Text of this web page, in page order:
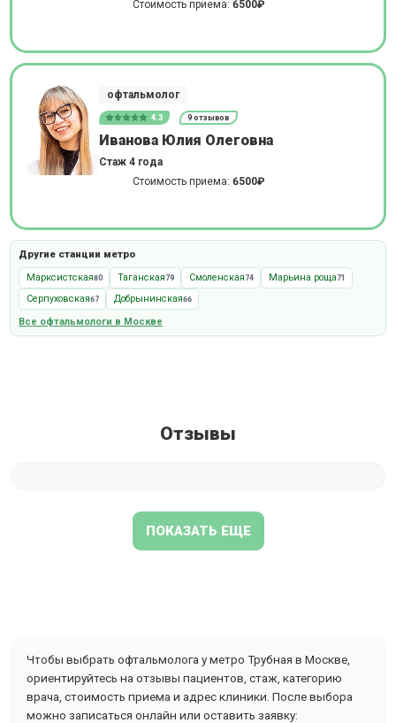
Стоимость приема: 6500₽
офтальмолог
4.3 9 отзывов
Иванова Юлия Олеговна
Стаж 4 года
Стоимость приема: 6500₽
Другие станции метро
Марксистская80 Таганская 79 Смоленская 74 Марьина роща 71
Серпуховская67 Добрынинская66
Все офтальмологи в Москве
Отзывы
ПОКАЗАТЬ ЕЩЕ
Чтобы выбрать офтальмолога у метро Трубная в Москве,
ориентируйтесь на отзывы пациентов, стаж, категорию
врача, стоимость приема и адрес клиники. После выбора
можно записаться онлайн или оставить заявку: